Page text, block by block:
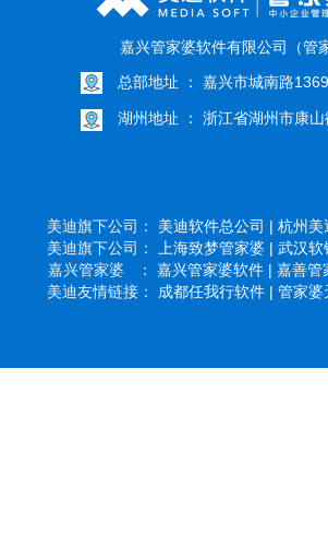
嘉兴管家婆软件有限公司（管
总部地址 ： 嘉兴市城南路
湖州地址 ： 浙江省湖州市康
美迪旗下公司： 美迪软件总公司 | 杭州美
美迪旗下公司：
上海致梦管家婆 | 武汉软
嘉兴管家婆 ： 嘉兴管家婆软件 | 嘉善管
美迪友情链接： 成都任我行软件 | 管家婆